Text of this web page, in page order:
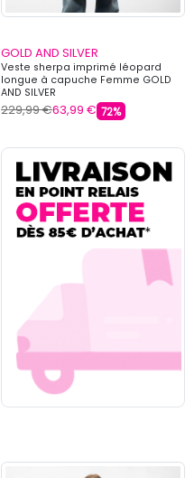
GOLD AND SILVER
Veste sherpa imprimé léopard
longue à capuche Femme GOLD
AND SILVER
229,99 €63,99 € 72%